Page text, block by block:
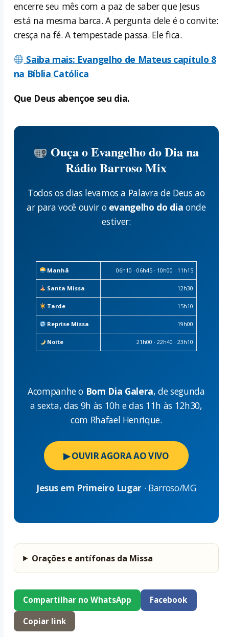
encerre seu mês com a paz de saber que Jesus
está na mesma barca. A pergunta dele é o convite:
cresça na fé. A tempestade passa. Ele fica.
Saiba mais: Evangelho de Mateus capítulo 8
na Bíblia Católica
Que Deus abençoe seu dia.
Ouça o Evangelho do Dia na
Rádio Barroso Mix
Todos os dias levamos a Palavra de Deus ao
ar para você ouvir o evangelho do dia onde
estiver:
Manhã 06h10 · 06h45 · 10h00 · 11h15
Santa Missa 12h30
Tarde 15h10
Reprise Missa 19h00
Noite 21h00 · 22h40 · 23h10
Acompanhe o Bom Dia Galera, de segunda
a sexta, das 9h às 10h e das 11h às 12h30,
com Rhafael Henrique.
▶ OUVIR AGORA AO VIVO
Jesus em Primeiro Lugar · Barroso/MG
Orações e antífonas da Missa
Compartilhar no WhatsApp Facebook
Copiar link